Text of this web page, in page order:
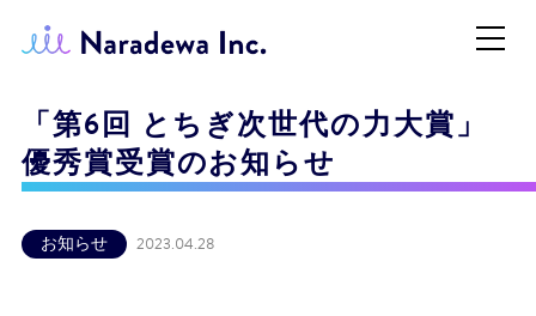
「第6回 とちぎ次世代の力大賞」
優秀賞受賞のお知らせ
お知らせ 2023.04.28